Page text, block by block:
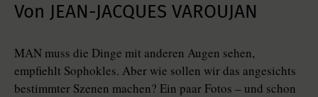
Von JEAN-JACQUES VAROUJAN
MAN muss die Dinge mit anderen Augen sehen,
empfiehlt Sophokles. Aber wie sollen wir das angesichts
bestimmter Szenen machen? Ein paar Fotos – und schon